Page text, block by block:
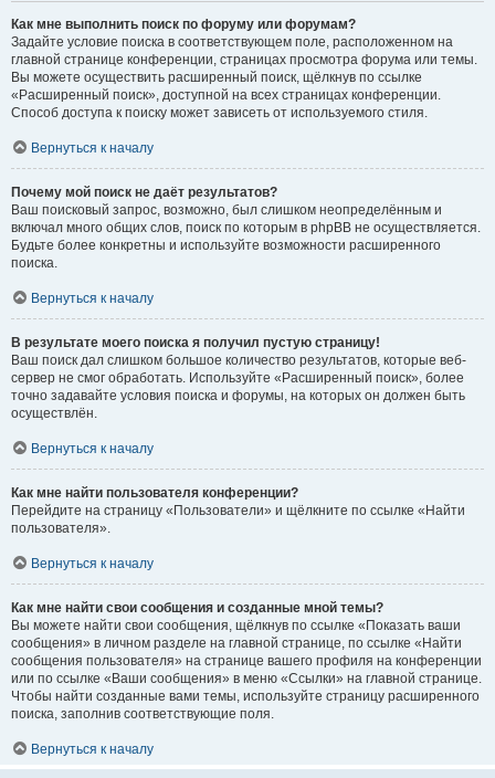
Как мне выполнить поиск по форуму или форумам?
Задайте условие поиска в соответствующем поле, расположенном на
главной странице конференции, страницах просмотра форума или темы.
Вы можете осуществить расширенный поиск, щёлкнув по ссылке
«Расширенный поиск», доступной на всех страницах конференции.
Способ доступа к поиску может зависеть от используемого стиля.
Вернуться к началу
Почему мой поиск не даёт результатов?
Ваш поисковый запрос, возможно, был слишком неопределённым и
включал много общих слов, поиск по которым в phpBB не осуществляется.
Будьте более конкретны и используйте возможности расширенного
поиска.
Вернуться к началу
В результате моего поиска я получил пустую страницу!
Ваш поиск дал слишком большое количество результатов, которые веб-
сервер не смог обработать. Используйте «Расширенный поиск», более
точно задавайте условия поиска и форумы, на которых он должен быть
осуществлён.
Вернуться к началу
Как мне найти пользователя конференции?
Перейдите на страницу «Пользователи» и щёлкните по ссылке «Найти
пользователя».
Вернуться к началу
Как мне найти свои сообщения и созданные мной темы?
Вы можете найти свои сообщения, щёлкнув по ссылке «Показать ваши
сообщения» в личном разделе на главной странице, по ссылке «Найти
сообщения пользователя» на странице вашего профиля на конференции
или по ссылке «Ваши сообщения» в меню «Ссылки» на главной странице.
Чтобы найти созданные вами темы, используйте страницу расширенного
поиска, заполнив соответствующие поля.
Вернуться к началу